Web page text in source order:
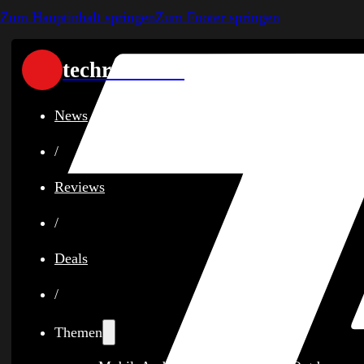
Zum Hauptinhalt springenZum Footer springen
techreviewer
News
/
Reviews
/
Deals
/
Themen